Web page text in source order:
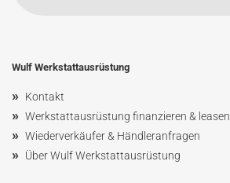
Wulf Werkstattausrüstung
» Kontakt
» Werkstattausrüstung finanzieren & leasen
» Wiederverkäufer & Händleranfragen
» Über Wulf Werkstattausrüstung